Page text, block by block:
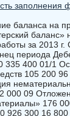
баланса
за 2013
периода
335 400 01/1
105 200
000 09
176
926 300 16